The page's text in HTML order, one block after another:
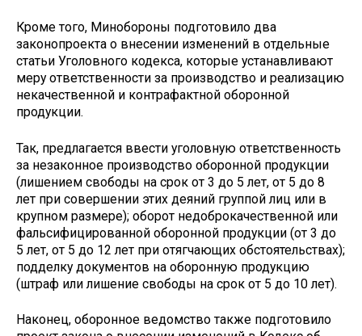
Кроме того, Минобороны подготовило два
законопроекта о внесении изменений в отдельные
статьи Уголовного кодекса, которые устанавливают
меру ответственности за производство и реализацию
некачественной и контрафактной оборонной
продукции.
Так, предлагается ввести уголовную ответственность
за незаконное производство оборонной продукции
(лишением свободы на срок от 3 до 5 лет, от 5 до 8
лет при совершении этих деяний группой лиц или в
крупном размере); оборот недоброкачественной или
фальсифицированной оборонной продукции (от 3 до
5 лет, от 5 до 12 лет при отягчающих обстоятельствах);
подделку документов на оборонную продукцию
(штраф или лишение свободы на срок от 5 до 10 лет).
Наконец, оборонное ведомство также подготовило